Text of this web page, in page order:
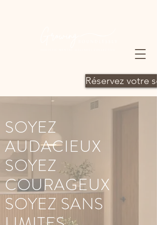
Réservez votre
SOYEZ
AUDACIEUX
SOYEZ
COURAGEUX
SOYEZ SANS